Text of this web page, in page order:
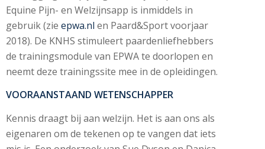
Equine Pijn- en Welzijnsapp is inmiddels in
gebruik (zie epwa.nl en Paard&Sport voorjaar
2018). De KNHS stimuleert paardenliefhebbers
de trainingsmodule van EPWA te doorlopen en
neemt deze trainingssite mee in de opleidingen.
VOORAANSTAAND WETENSCHAPPER
Kennis draagt bij aan welzijn. Het is aan ons als
eigenaren om de tekenen op te vangen dat iets